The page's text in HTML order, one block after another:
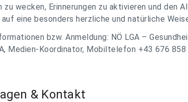
zu wecken, Erinnerungen zu aktivieren und den
eine besonders herzliche und natürliche
bzw. Anmeldung: NÖ LGA –
Medien-Koordinator, Mobiltelefon +43 676 858
& Kontakt